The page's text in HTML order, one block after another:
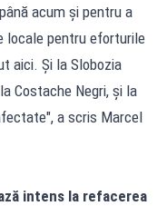
acum şi pentru a
locale pentru eforturile
aici. Şi la Slobozia
Costache Negri, şi la
a scris Marcel
intens la refacerea